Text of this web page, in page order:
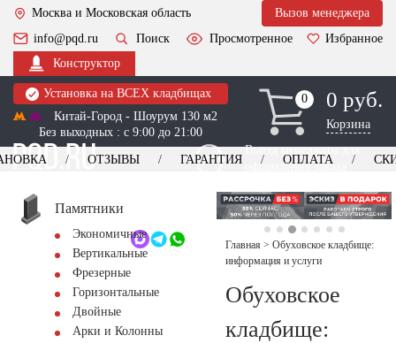
Москва и Московская область
Вызов менеджера
info@pqd.ru
Поиск Просмотренное
Избранное
Конструктор
Установка на ВСЕХ кладбищах
Китай-Город - Шоурум 130 м2
Без выходных : с 9:00 до 21:00
0
0 0 руб.
Корзина
Выезд менеджера для
оформления заказа
+7 (495) 518-44-23
Обратный звонок
ОТЗЫВЫ ГАРАНТИЯ ОПЛАТА
Памятники
Экономичные
Вертикальные
Фрезерные
Горизонтальные
Двойные
Арки и Колонны
Главная > Обуховское кладбище:
информация и услуги
Обуховское
кладбище: